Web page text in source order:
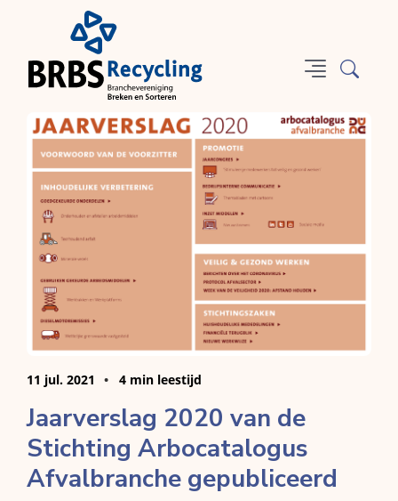
11 jul. 2021 4 min leestijd
Jaarverslag 2020 van de
Stichting Arbocatalogus
Afvalbranche gepubliceerd